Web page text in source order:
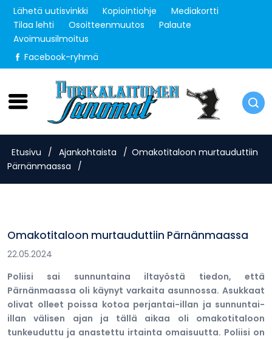
Lähetä uutisvinkki Kopiointiohje
Mediakortti
Tilaa lehti
Osoitteenmuutos
Palaute
Avoimuusilmoitus
Facebook-ryhmä
Maanantai 10.8.2026
Etusivu / Ajankohtaista / Omakotitaloon murtauduttiin
Pärnänmaassa
/
Omakotitaloon murtauduttiin Pärnänmaassa
22.05.2024
Poliisi sai sunnuntaina iltayöstä tiedon, että
Pärnänmaassa oli käynyt varkaita asunnossa. Asukkaat
olivat olleet poissa kotoa perjantai-illan ja sunnuntai-
illan välisen ajan ja tällä aikaa oli omakotitaloon
tunkeuduttu ja anastettu irtainta omaisuutta. Poliisi on